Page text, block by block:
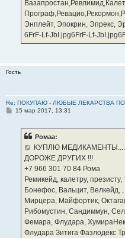
Энплейт, Эпокрин, Эпрекс,
6FrF-Lf-JbI.jpg6FrF-Lf-
Гость
Re: ПОКУПАЮ - ЛЮБЫЕ ЛЕКАРСТВА
С15 мар 2017, 13:31
Ромаа:
КУПЛЮ МЕДИКАМЕНТЫ....
ДОРОЖЕ ДРУГИХ !!!
‪+7 966 301 70 84‬ Рома
Ремикейд, калетру,
Бонефос, Вальцит, Велкейд,
Мирцера, Майфортик,
Рибомустин, Сандиммун,
Фемара, Флудара,
Флудара Зитига Фазлодекс